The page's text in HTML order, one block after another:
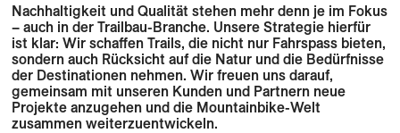
Nachhaltigkeit und Qualität stehen mehr denn je im Fokus
– auch in der Trailbau-Branche. Unsere Strategie hierfür
ist klar: Wir schaffen Trails, die nicht nur Fahrspass bieten,
sondern auch Rücksicht auf die Natur und die Bedürfnisse
der Destinationen nehmen. Wir freuen uns darauf,
gemeinsam mit unseren Kunden und Partnern neue
Projekte anzugehen und die Mountainbike-Welt
zusammen weiterzuentwickeln.